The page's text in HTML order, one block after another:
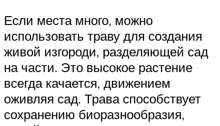
Если места много, можно
использовать траву для создания
живой изгороди, разделяющей сад
на части. Это высокое растение
всегда качается, движением
оживляя сад. Трава способствует
сохранению биоразнообразия,